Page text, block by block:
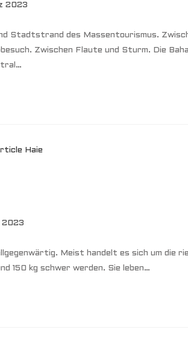
2023
Stadtstrand des Massentourismus.
Zwischen Flaute und Sturm. Die
2023
Meist handelt es sich um die
150 kg schwer werden. Sie leben…